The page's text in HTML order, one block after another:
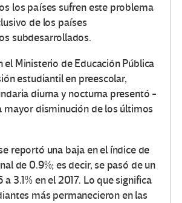
los países sufren este problema
de los países
subdesarrollados.
el Ministerio de Educación Pública
estudiantil en preescolar,
diurna y nocturna presentó -
mayor disminución de los últimos
reportó una baja en el índice de
de 0.9%; es decir, se pasó de un
a 3.1% en el 2017. Lo que significa
más permanecieron en las